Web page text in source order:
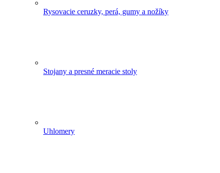
Rysovacie ceruzky, perá, gumy a nožíky
Stojany a presné meracie stoly
Uhlomery